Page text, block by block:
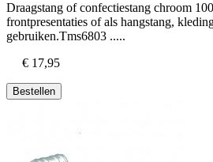
Draagstang of confectiestang chroom
frontpresentaties of als hangstang,
gebruiken.Tms6803 .....
€ 17,95
Bestellen